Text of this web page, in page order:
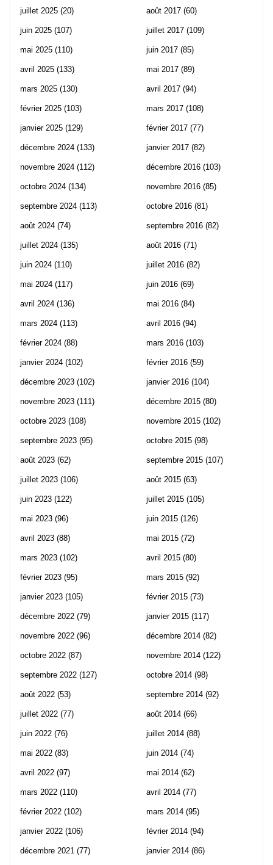
juillet 2025 (20)
juin 2025 (107)
mai 2025 (110)
avril 2025 (133)
mars 2025 (130)
février 2025 (103)
janvier 2025 (129)
décembre 2024 (133)
novembre 2024 (112)
octobre 2024 (134)
septembre 2024 (113)
août 2024 (74)
juillet 2024 (135)
juin 2024 (110)
mai 2024 (117)
avril 2024 (136)
mars 2024 (113)
février 2024 (88)
janvier 2024 (102)
décembre 2023 (102)
novembre 2023 (111)
octobre 2023 (108)
septembre 2023 (95)
août 2023 (62)
juillet 2023 (106)
juin 2023 (122)
mai 2023 (96)
avril 2023 (88)
mars 2023 (102)
février 2023 (95)
janvier 2023 (105)
décembre 2022 (79)
novembre 2022 (96)
octobre 2022 (87)
septembre 2022 (127)
août 2022 (53)
juillet 2022 (77)
juin 2022 (76)
mai 2022 (83)
avril 2022 (97)
mars 2022 (110)
février 2022 (102)
janvier 2022 (106)
décembre 2021 (77)
août 2017 (60)
juillet 2017 (109)
juin 2017 (85)
mai 2017 (89)
avril 2017 (94)
mars 2017 (108)
février 2017 (77)
janvier 2017 (82)
décembre 2016 (103)
novembre 2016 (85)
octobre 2016 (81)
septembre 2016 (82)
août 2016 (71)
juillet 2016 (82)
juin 2016 (69)
mai 2016 (84)
avril 2016 (94)
mars 2016 (103)
février 2016 (59)
janvier 2016 (104)
décembre 2015 (80)
novembre 2015 (102)
octobre 2015 (98)
septembre 2015 (107)
août 2015 (63)
juillet 2015 (105)
juin 2015 (126)
mai 2015 (72)
avril 2015 (80)
mars 2015 (92)
février 2015 (73)
janvier 2015 (117)
décembre 2014 (82)
novembre 2014 (122)
octobre 2014 (98)
septembre 2014 (92)
août 2014 (66)
juillet 2014 (88)
juin 2014 (74)
mai 2014 (62)
avril 2014 (77)
mars 2014 (95)
février 2014 (94)
janvier 2014 (86)